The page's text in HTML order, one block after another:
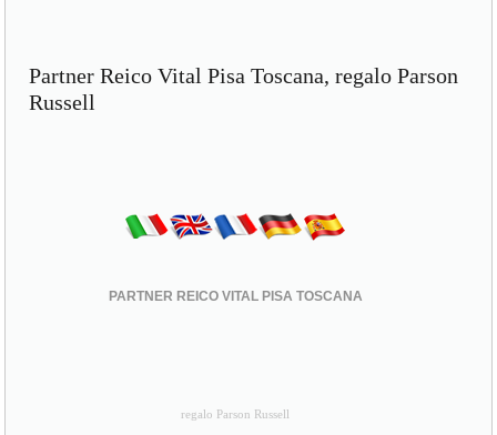
Partner Reico Vital Pisa Toscana, regalo Parson
Russell
PARTNER REICO VITAL PISA TOSCANA
regalo Parson Russell